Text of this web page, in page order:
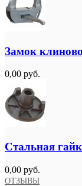
Замок
0,00 руб.
Стальная
0,00 руб.
ОТЗЫВЫ